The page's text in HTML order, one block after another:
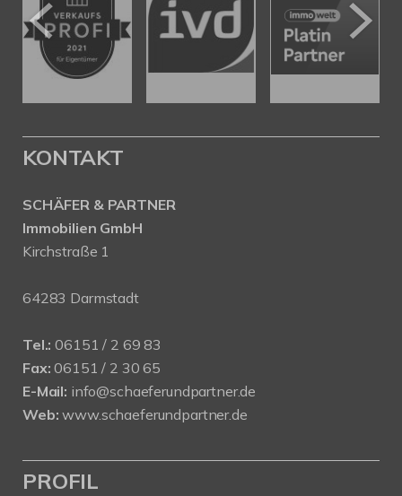
KONTAKT
SCHÄFER & PARTNER
Immobilien GmbH
Kirchstraße 1
64283 Darmstadt
Tel.: 06151 / 2 69 83
Fax: 06151 / 2 30 65
E-Mail: info@schaeferundpartner.de
Web: www.schaeferundpartner.de
PROFIL